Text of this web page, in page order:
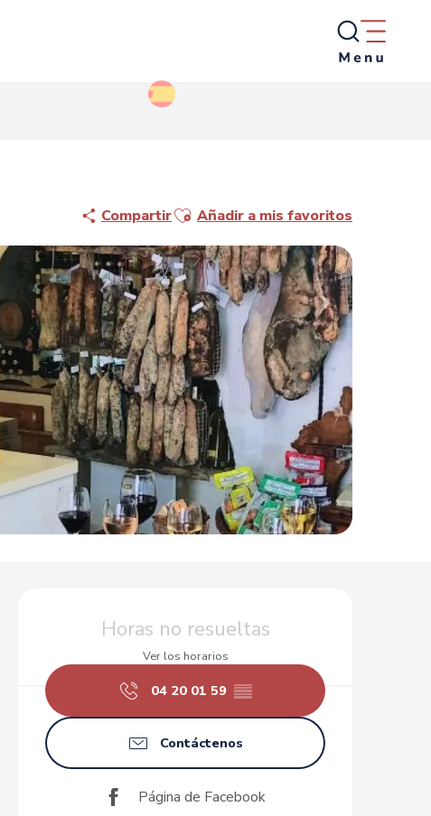
CompartirAjouter aux favoris
Añadir a mis favoritos
Horarios y datos de
Horas no resueltas
Ver los horarios
04 20 01 59 ▒▒
Contáctenos
Página de Facebook